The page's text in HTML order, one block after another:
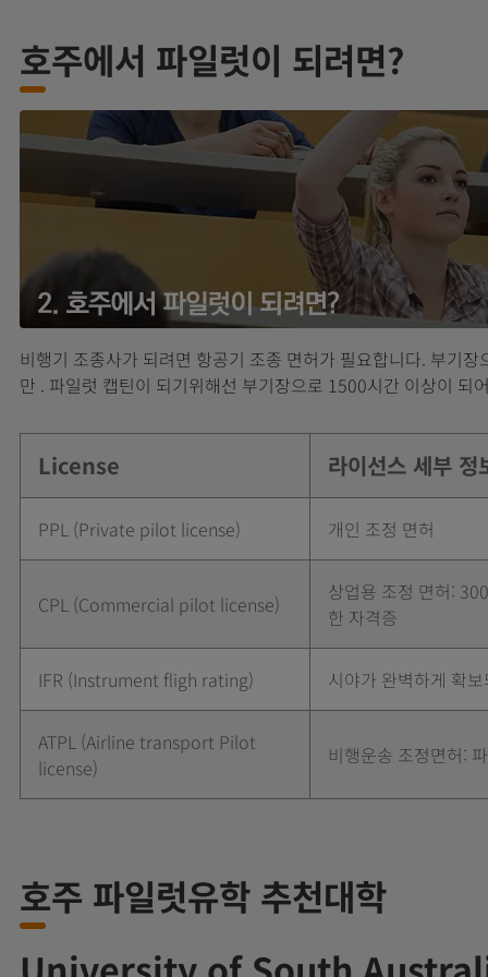
호주에서 파일럿이 되려면?
비행기 조종사가 되려면 항공기 조종 면허가 필요합니다. 부기
만 . 파일럿 캡틴이 되기위해선 부기장으로 1500시간 이상이 되
License 라이선스 세부 정
PPL (Private pilot license) 개인 조정 면허
CPL (Commercial pilot license)
상업용 조정 면허:
한 자격증
IFR (Instrument fligh rating) 시야가 완벽하게 확
ATPL (Airline transport Pilot
license)
비행운송 조정면허:
호주 파일럿유학 추천대학